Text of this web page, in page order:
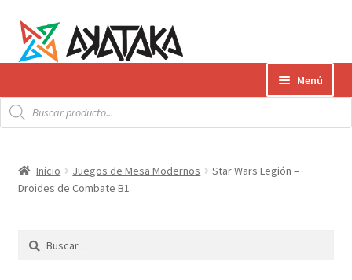
la
navegación
contenido
Menú
Productos
el
Envíos
Búsqueda
de
productos
Inicio Juegos de Mesa Modernos
Star Wars Legión –
Droides de Combate B1
Buscar: